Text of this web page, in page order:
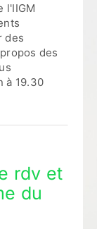
l'IIGM
des
des
à 19.30
rdv et
du